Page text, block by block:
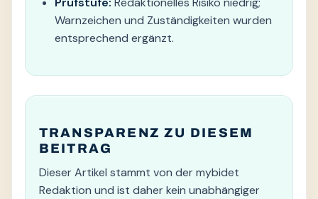
Warnzeichen und Zuständigkeiten wurden
entsprechend ergänzt.
TRANSPARENZ ZU DIESEM
BEITRAG
Dieser Artikel stammt von der mybidet
Redaktion und ist daher kein unabhängiger